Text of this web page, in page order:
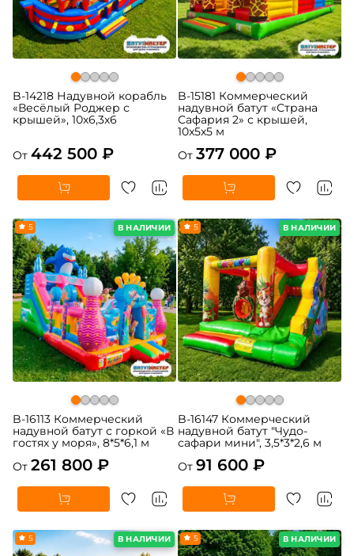
B-14218 Надувной корабль
«Весёлый Роджер с
крышей», 10х6,3х6
От 442 500 ₽
B-15181 Коммерческий
надувной батут «Страна
Сафария 2» с крышей,
10x5x5 м
От 377 000 ₽
В НАЛИЧИИ
5
B-16113 Коммерческий
надувной батут с горкой «В
гостях у моря», 8*5*6,1 м
От 261 800 ₽
В НАЛИЧИИ
5
B-16147 Коммерческий
надувной батут "Чудо-
сафари мини", 3,5*3*2,6 м
От 91 600 ₽
В НАЛИЧИИ
5 В НАЛИЧИИ
5